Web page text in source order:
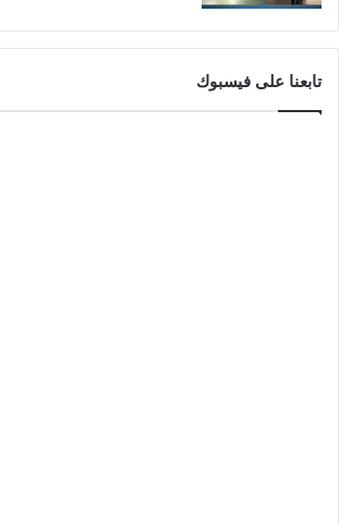
تابعنا على فيسبوك